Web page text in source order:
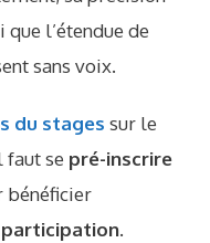
l’étendue de
sans voix.
du stages sur le
faut se pré-inscrire
bénéficier
.